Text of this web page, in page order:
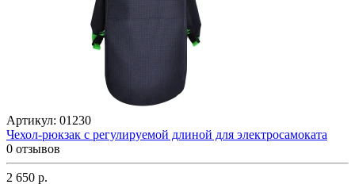
Артикул: 01230
Чехол-рюкзак с регулируемой длиной для электросамоката
0 отзывов
2 650 р.